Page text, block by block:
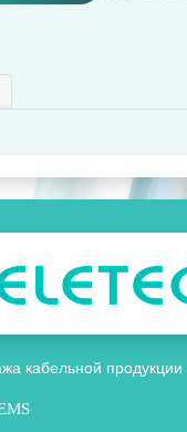
кабельной продукции